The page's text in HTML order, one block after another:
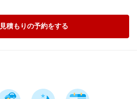
積もりの予約をする